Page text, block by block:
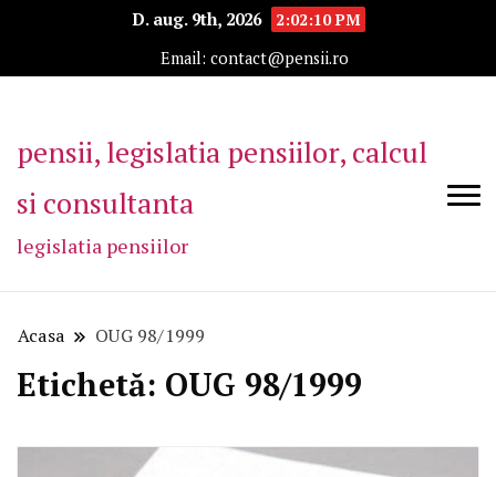
D. aug. 9th, 2026
2:02:10 PM
Email: contact@pensii.ro
pensii, legislatia pensiilor, calcul
si consultanta
legislatia pensiilor
Acasa OUG 98/1999
Etichetă: OUG 98/1999